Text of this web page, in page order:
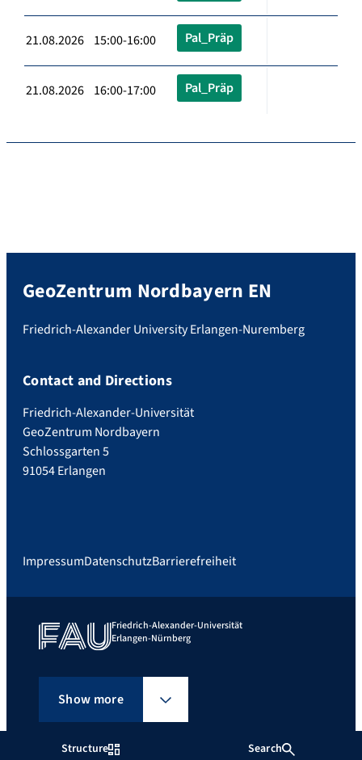
Structure Search
21.08.2026 15:00-16:00 Pal_Präp
21.08.2026 16:00-17:00 Pal_Präp
GeoZentrum Nordbayern EN
Friedrich-Alexander University Erlangen-Nuremberg
Contact and Directions
Friedrich-Alexander-Universität
GeoZentrum Nordbayern
Schlossgarten 5
91054 Erlangen
ImpressumDatenschutzBarrierefreiheit
Friedrich-Alexander-Universität
Erlangen-Nürnberg
Show more